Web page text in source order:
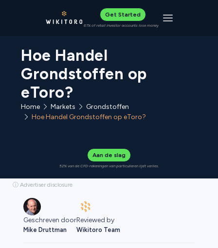
Get Started
61% of retail investor accounts lose money Toggle
Hoe Handel
Grondstoffen op
eToro?
Home Markets
Grondstoffen
Hoe Handel Grondstoffen op eToro?
Aan de slag
52% van de CFD-rekeningen van particulieren lijdt verlies.
ⓘ Advertiser disclosure
Geschreven door
Mike Druttman
Reviewed by
Wikitoro Team